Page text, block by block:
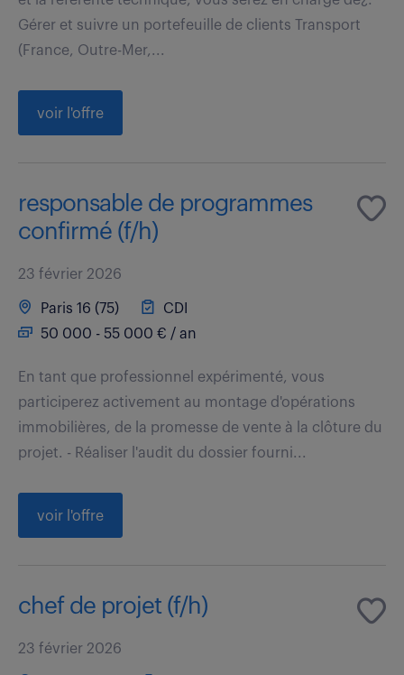
Gérer et suivre un portefeuille de clients Transport
(France, Outre-Mer,...
voir l'offre
responsable de programmes
confirmé (f/h)
23 février 2026
Paris 16 (75)
CDI
50 000 - 55 000 € / an
En tant que professionnel expérimenté, vous
participerez activement au montage d'opérations
immobilières, de la promesse de vente à la clôture du
projet. - Réaliser l'audit du dossier fourni...
voir l'offre
chef de projet (f/h)
23 février 2026